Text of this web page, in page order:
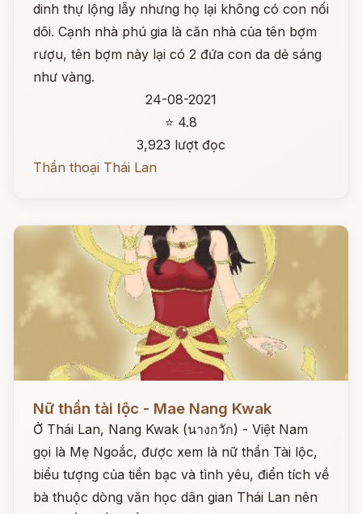
dinh thự lộng lẫy nhưng họ lại không có con nối
dõi. Cạnh nhà phú gia là căn nhà của tên bợm
rượu, tên bợm này lại có 2 đứa con da dẻ sáng
như vàng.
24-08-2021
⭐ 4.8
3,923 lượt đọc
Thần thoại Thái Lan
Nữ thần tài lộc - Mae Nang Kwak
Ở Thái Lan, Nang Kwak (นางกวัก) - Việt Nam
gọi là Mẹ Ngoắc, được xem là nữ thần Tài lộc,
biểu tượng của tiền bạc và tình yêu, điển tích về
bà thuộc dòng văn học dân gian Thái Lan nên